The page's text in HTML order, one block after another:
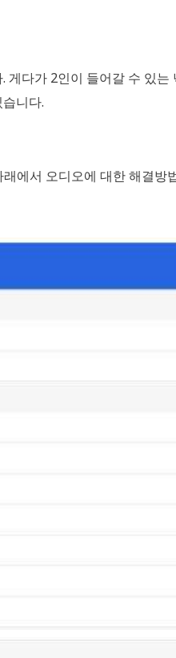
다가 2인이 들어갈 수 있
니다.
에서 오디오에 대한 해결방